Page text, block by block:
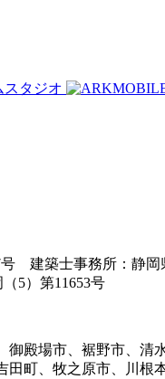
建築士事務所：静岡
5）第11653号
殿場市、裾野市、
田町、牧之原市、川根